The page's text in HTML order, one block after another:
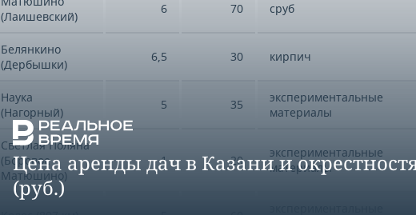
Цена аренды дач в Казани и
(руб.)
(Лаишевский)
6 70 сруб
Белянкино
(Дербышки)
6,5 30 кирпич
Наука
(Нагорный)
5 35
экспериментальные
материалы
Светлая Поляна
(Боровое
Матюшино)
1 20
экспериментальные
материалы